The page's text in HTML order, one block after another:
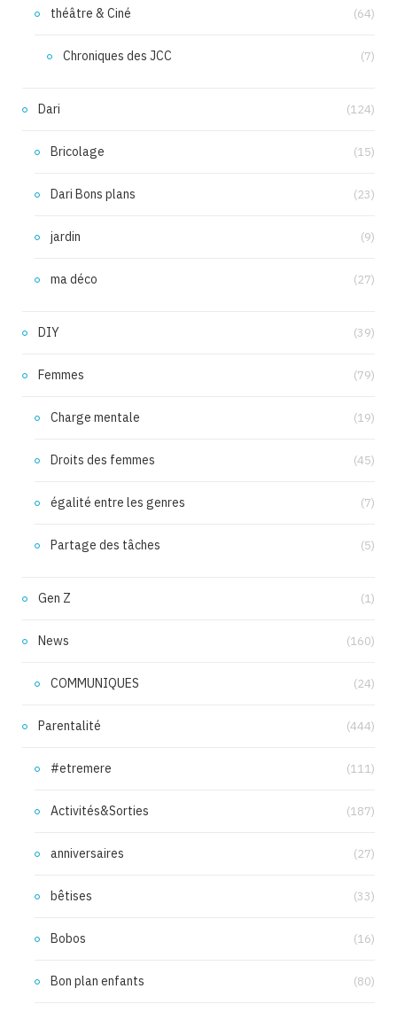
théâtre & Ciné (64)
Chroniques des JCC (7)
Dari (124)
Bricolage (15)
Dari Bons plans (23)
jardin (9)
ma déco (27)
DIY (39)
Femmes (79)
Charge mentale (19)
Droits des femmes (45)
égalité entre les genres (7)
Partage des tâches (5)
Gen Z (1)
News (160)
COMMUNIQUES (24)
Parentalité (444)
#etremere (111)
Activités&Sorties (187)
anniversaires (27)
bêtises (33)
Bobos (16)
Bon plan enfants (80)